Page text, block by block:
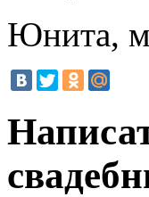
Юнита,